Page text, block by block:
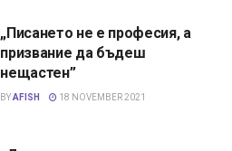
„Писането не е професия, а
призвание да бъдеш
нещастен”
BYAFISH 18 NOVEMBER 2021